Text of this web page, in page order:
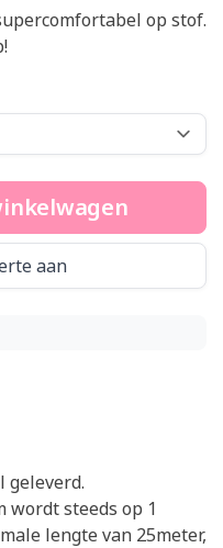
op stof.
aan
geleverd.
wordt steeds op 1
lengte van 25meter,